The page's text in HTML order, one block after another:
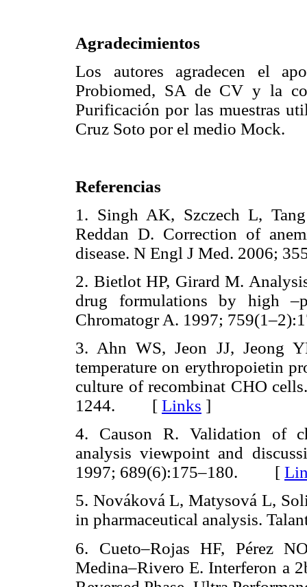
Agradecimientos
Los autores agradecen el
Probiomed, SA de CV y la
Purificación por las muestras
Cruz Soto por el medio Mock.
Referencias
1. Singh AK, Szczech L,
Reddan D. Correction of
disease. N Engl J Med.
2. Bietlot HP, Girard M.
drug formulations by high
Chromatogr A. 1997;
3. Ahn WS, Jeon JJ, Jeong
temperature on erythropoietin
culture of recombinat CHO
1244. [ Links ]
4. Causon R. Validation of
analysis viewpoint and
1997; 689(6):175–180. [
5. Nováková L, Matysová L,
in pharmaceutical analysis.
6. Cueto–Rojas HF, Pérez
Medina–Rivero E. Interferon a